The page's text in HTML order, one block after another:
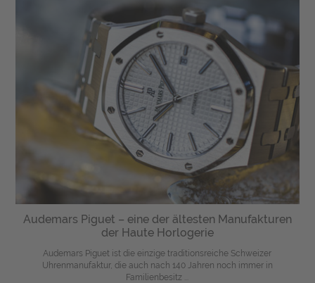
Audemars Piguet – eine der ältesten Manufakturen
der Haute Horlogerie
Audemars Piguet ist die einzige traditionsreiche Schweizer
Uhrenmanufaktur, die auch nach 140 Jahren noch immer in
Familienbesitz ...